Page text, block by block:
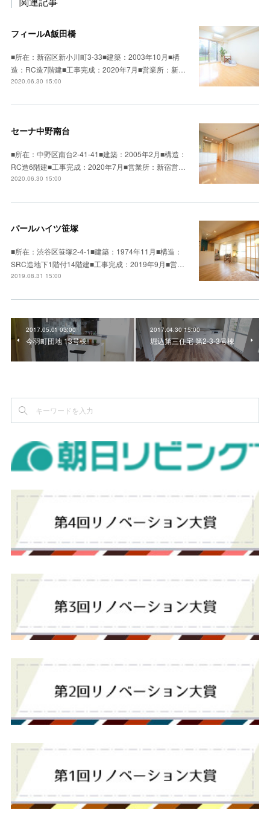
フィールA飯田橋
■所在：新宿区新小川町3-33■建築：2003年10月■構
造：RC造7階建■工事完成：2020年7月■営業所：新…
2020.06.30 15:00
セーナ中野南台
■所在：中野区南台2-41-41■建築：2005年2月■構造：
RC造6階建■工事完成：2020年7月■営業所：新宿営…
2020.06.30 15:00
パールハイツ笹塚
■所在：渋谷区笹塚2-4-1■建築：1974年11月■構造：
SRC造地下1階付14階建■工事完成：2019年9月■営…
2019.08.31 15:00
2017.05.01 03:00
今羽町団地 13号棟
2017.04.30 15:00
堀込第三住宅 第2-3-3号棟